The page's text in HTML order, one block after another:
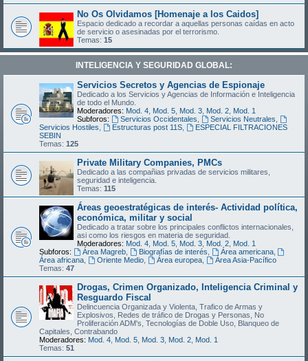
No Os Olvidamos [Homenaje a los Caidos]
Espacio dedicado a recordar a aquellas personas caídas en acto
de servicio o asesinadas por el terrorismo.
Temas: 15
INTELIGENCIA Y SEGURIDAD GLOBAL:
Servicios Secretos y Agencias de Espionaje
Dedicado a los Servicios y Agencias de Información e Inteligencia
de todo el Mundo.
Moderadores: Mod. 4 Mod. 5 Mod. 3 Mod. 2 Mod. 1
Subforos:
Servicios Occidentales Servicios Neutrales
Servicios Hostiles
Estructuras post 11S,
ESPECIAL FILTRACIONES
SEBIN
Temas: 125
Private Military Companies, PMCs
Dedicado a las compañias privadas de servicios militares,
seguridad e inteligencia.
Temas: 115
Áreas geoestratégicas de interés- Actividad política,
económica, militar y social
Dedicado a tratar sobre los principales conflictos internacionales,
asi como los riesgos en materia de seguridad.
Moderadores: Mod. 4 Mod. 5 Mod. 3 Mod. 2 Mod. 1
Subforos:
Área Magreb, Biografías de interés Área americana,
Área africana
Oriente Medio, Área europea,
Área Asia-Pacífico
Temas: 47
Drogas, Crimen Organizado, Inteligencia Criminal y
Resguardo Fiscal
Delincuencia Organizada y Violenta, Trafico de Armas y
Explosivos, Redes de tráfico de Drogas y Personas, No
Proliferación ADM's, Tecnologías de Doble Uso, Blanqueo de
Capitales, Contrabando
Moderadores: Mod. 4 Mod. 5 Mod. 3 Mod. 2 Mod. 1
Temas: 51